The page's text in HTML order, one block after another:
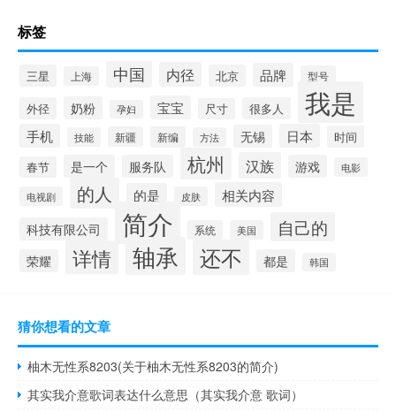
标签
三星 上海 中国 内径 北京 品牌 型号
外径 奶粉 孕妇 宝宝 尺寸 很多人 我是
手机 技能 新疆 新编 方法 无锡 日本 时间
春节 是一个 服务队 杭州 汉族 游戏 电影
电视剧 的人 的是 皮肤 相关内容
科技有限公司 简介 系统 美国 自己的
荣耀 详情 轴承 还不 都是 韩国
猜你想看的文章
柚木无性系8203(关于柚木无性系8203的简介)
其实我介意歌词表达什么意思（其实我介意 歌词）